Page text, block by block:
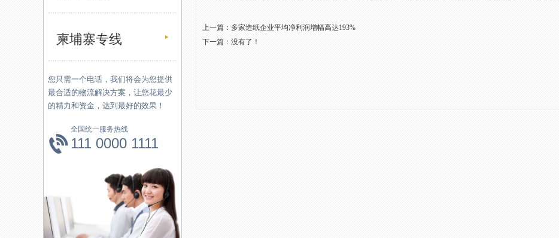
柬埔寨专线
您只需一个电话，我们将会为您提供
最合适的物流解决方案，让您花最少
的精力和资金，达到最好的效果！
全国统一服务热线
111 0000 1111
上一篇： 多家造纸企业平均净利润增幅高达193%
下一篇：没有了！